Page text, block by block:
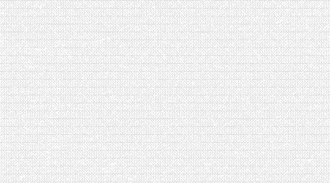
2024 FEAT. AKILA
[VIDÉO] OBJECTIF POIDS SANTÉ #67
VIE DES AUTRES
[VIDÉO] UNBOXING : LES MY LITTLE
FÉVRIER ET MARS 2024 FEAT. AKILA
[VIDÉO] LA SÉLECTION DU MOIS
[VIDÉO] HELLOFRESH #34 : IDÉES